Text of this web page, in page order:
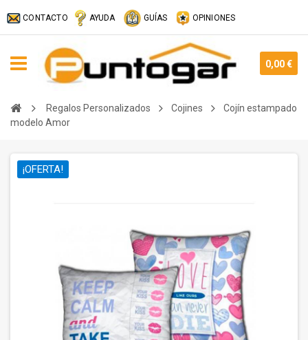
CONTACTO AYUDA GUÍAS OPINIONES
0,00 €
Regalos Personalizados Cojines
Cojín estampado
modelo Amor
¡OFERTA!